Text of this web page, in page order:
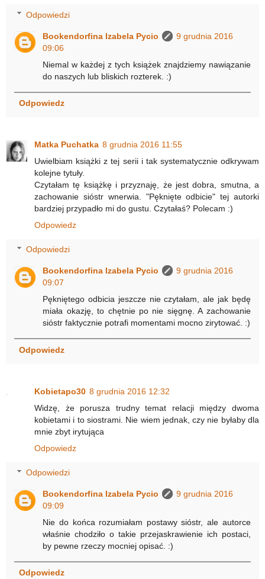
Odpowiedzi
Bookendorfina Izabela Pycio
9 grudnia 2016
09:06
Niemal w każdej z tych książek znajdziemy nawiązanie
do naszych lub bliskich rozterek. :)
Odpowiedz
Matka Puchatka 8 grudnia 2016 11:55
Uwielbiam książki z tej serii i tak systematycznie odkrywam
kolejne tytuły.
Czytałam tę książkę i przyznaję, że jest dobra, smutna, a
zachowanie sióstr wnerwia. "Pęknięte odbicie" tej autorki
bardziej przypadło mi do gustu. Czytałaś? Polecam :)
Odpowiedz
Odpowiedzi
Bookendorfina Izabela Pycio
9 grudnia 2016
09:07
Pękniętego odbicia jeszcze nie czytałam, ale jak będę
miała okazję, to chętnie po nie sięgnę. A zachowanie
sióstr faktycznie potrafi momentami mocno zirytować. :)
Odpowiedz
Kobietapo30 8 grudnia 2016 12:32
Widzę, że porusza trudny temat relacji między dwoma
kobietami i to siostrami. Nie wiem jednak, czy nie byłaby dla
mnie zbyt irytująca
Odpowiedz
Odpowiedzi
Bookendorfina Izabela Pycio
9 grudnia 2016
09:09
Nie do końca rozumiałam postawy sióstr, ale autorce
właśnie chodziło o takie przejaskrawienie ich postaci,
by pewne rzeczy mocniej opisać. :)
Odpowiedz